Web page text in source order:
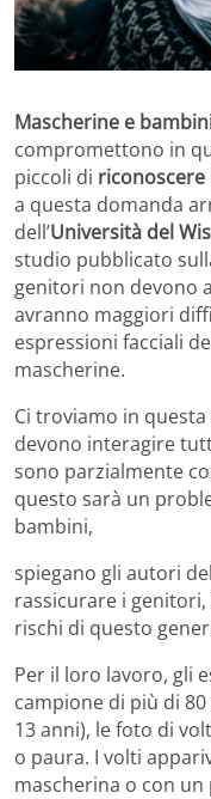
Mascherine e
compromettono in
piccoli di riconoscere
a questa domanda
dell’Università del
studio pubblicato
genitori non devono
avranno maggiori
espressioni facciali
mascherine.
Ci troviamo in
devono interagire
sono parzialmente
questo sarà un
bambini,
spiegano gli autori
rassicurare i
rischi di questo
Per il loro lavoro, gli
campione di più di
13 anni), le foto di
o paura. I volti
mascherina o con un